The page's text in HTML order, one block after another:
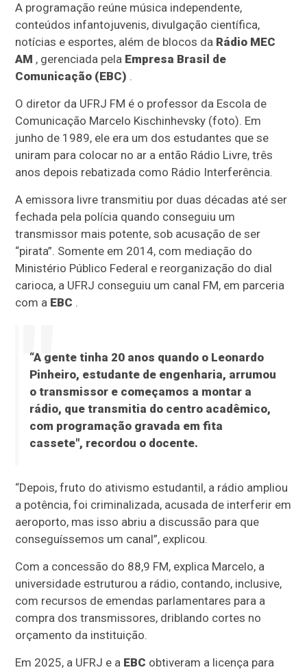
A programação reúne música independente,
conteúdos infantojuvenis, divulgação científica,
notícias e esportes, além de blocos da Rádio MEC
AM , gerenciada pela Empresa Brasil de
Comunicação (EBC) .
O diretor da UFRJ FM é o professor da Escola de
Comunicação Marcelo Kischinhevsky (foto). Em
junho de 1989, ele era um dos estudantes que se
uniram para colocar no ar a então Rádio Livre, três
anos depois rebatizada como Rádio Interferência.
A emissora livre transmitiu por duas décadas até ser
fechada pela polícia quando conseguiu um
transmissor mais potente, sob acusação de ser
“pirata”. Somente em 2014, com mediação do
Ministério Público Federal e reorganização do dial
carioca, a UFRJ conseguiu um canal FM, em parceria
com a EBC .
“A gente tinha 20 anos quando o Leonardo
Pinheiro, estudante de engenharia, arrumou
o transmissor e começamos a montar a
rádio, que transmitia do centro acadêmico,
com programação gravada em fita
cassete", recordou o docente.
“Depois, fruto do ativismo estudantil, a rádio ampliou
a potência, foi criminalizada, acusada de interferir em
aeroporto, mas isso abriu a discussão para que
conseguíssemos um canal”, explicou.
Com a concessão do 88,9 FM, explica Marcelo, a
universidade estruturou a rádio, contando, inclusive,
com recursos de emendas parlamentares para a
compra dos transmissores, driblando cortes no
orçamento da instituição.
Em 2025, a UFRJ e a EBC obtiveram a licença para